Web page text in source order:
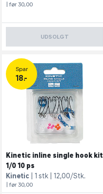
| før 30,00
UDSOLGT
Spar
18.-
Kinetic inline single hook kit
1/0 10 ps
Kinetic
1 stk 12,00/Stk.
| før 30,00